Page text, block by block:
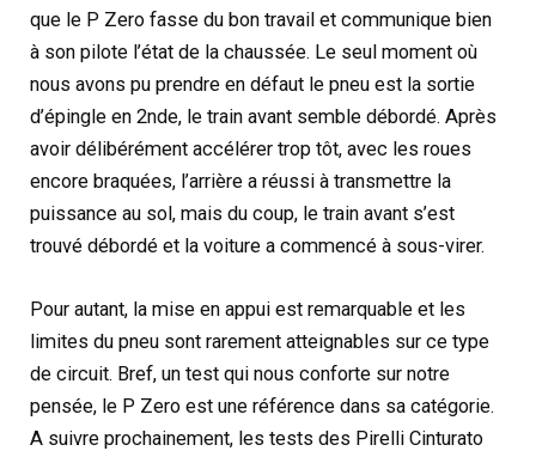
que le P Zero fasse du bon travail et communique bien
à son pilote l’état de la chaussée. Le seul moment où
nous avons pu prendre en défaut le pneu est la sortie
d’épingle en 2nde, le train avant semble débordé. Après
avoir délibérément accélérer trop tôt, avec les roues
encore braquées, l’arrière a réussi à transmettre la
puissance au sol, mais du coup, le train avant s’est
trouvé débordé et la voiture a commencé à sous-virer.
Pour autant, la mise en appui est remarquable et les
limites du pneu sont rarement atteignables sur ce type
de circuit. Bref, un test qui nous conforte sur notre
pensée, le P Zero est une référence dans sa catégorie.
A suivre prochainement, les tests des Pirelli Cinturato